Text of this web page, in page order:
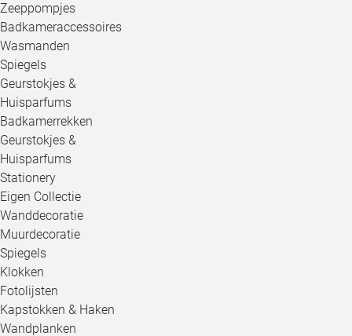
Zeeppompjes
Badkameraccessoires
Wasmanden
Spiegels
Geurstokjes &
Huisparfums
Badkamerrekken
Geurstokjes &
Huisparfums
Stationery
Eigen Collectie
Wanddecoratie
Muurdecoratie
Spiegels
Klokken
Fotolijsten
Kapstokken & Haken
Wandplanken